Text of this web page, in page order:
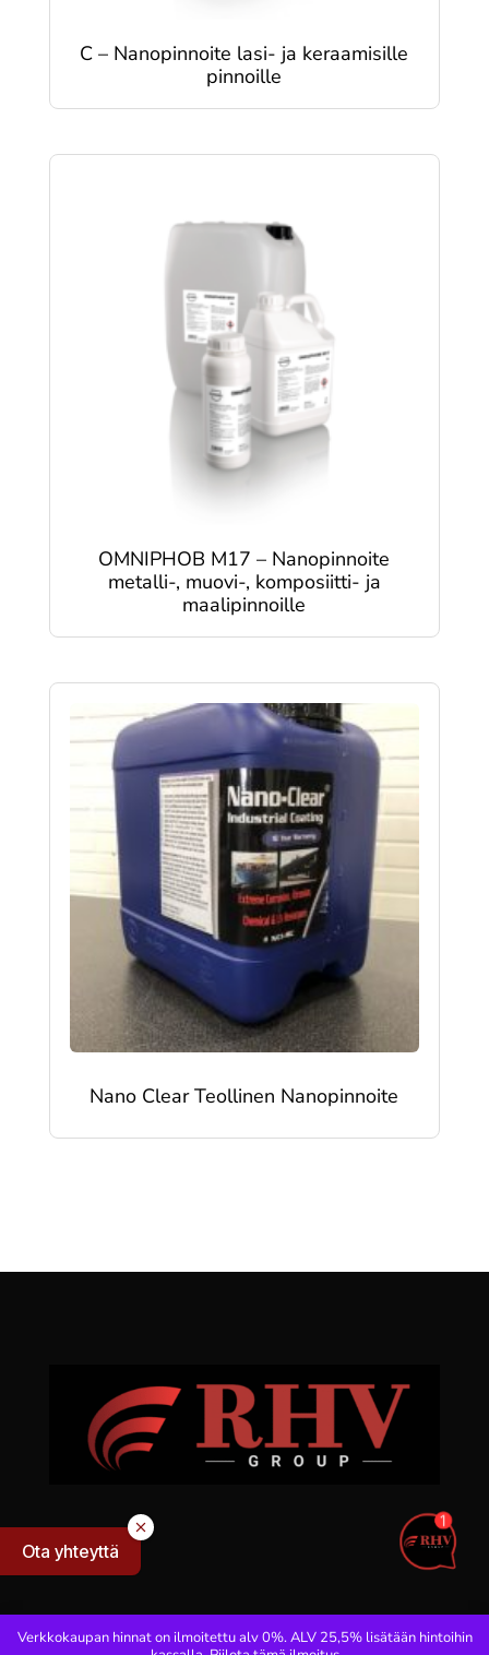
Verkkokaupan hinnat on ilmoitettu alv 0%. ALV 25,5% lisätään hintoihin
C – Nanopinnoite lasi- ja keraamisille
pinnoille
OMNIPHOB M17 – Nanopinnoite
metalli-, muovi-, komposiitti- ja
maalipinnoille
Nano Clear Teollinen Nanopinnoite
Ota yhteyttä